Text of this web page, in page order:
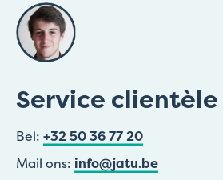
Service clientèle
Bel: +32 50 36 77 20
Mail ons: info@jatu.be